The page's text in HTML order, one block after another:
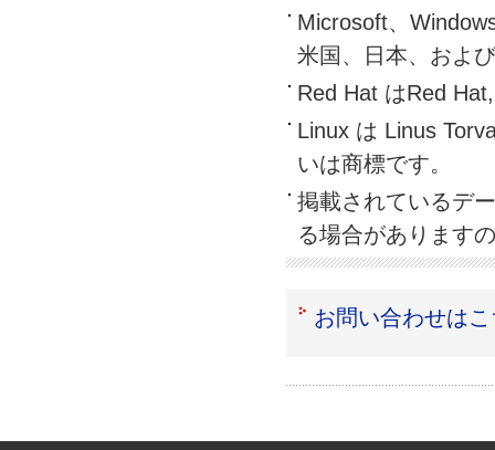
Microsoft、
米国、日本、およ
Red Hat はRed
Linux は Linus
いは商標です。
掲載されているデ
る場合があります
お問い合わせは